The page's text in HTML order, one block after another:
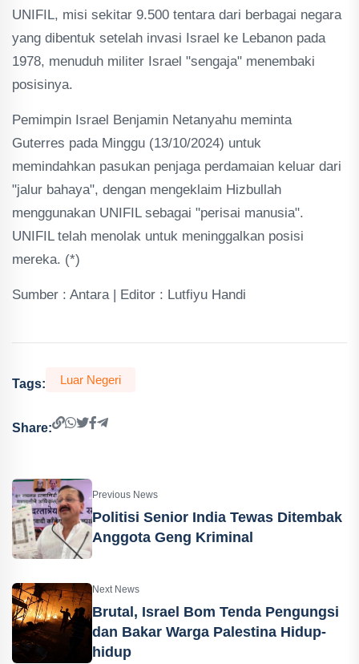
UNIFIL, misi sekitar 9.500 tentara dari berbagai negara
yang dibentuk setelah invasi Israel ke Lebanon pada
1978, menuduh militer Israel "sengaja" menembaki
posisinya.
Pemimpin Israel Benjamin Netanyahu meminta
Guterres pada Minggu (13/10/2024) untuk
memindahkan pasukan penjaga perdamaian keluar dari
"jalur bahaya", dengan mengeklaim Hizbullah
menggunakan UNIFIL sebagai "perisai manusia".
UNIFIL telah menolak untuk meninggalkan posisi
mereka. (*)
Sumber : Antara | Editor : Lutfiyu Handi
Tags: Luar Negeri
Share:
Previous News
Politisi Senior India Tewas Ditembak
Anggota Geng Kriminal
Next News
Brutal, Israel Bom Tenda Pengungsi
dan Bakar Warga Palestina Hidup-
hidup